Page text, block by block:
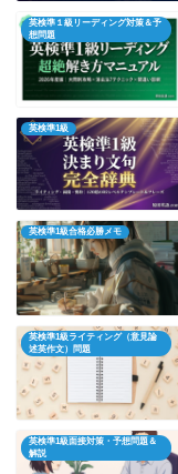
英検準１級リーディング対策＆予
想問題
英検準1級
英検準1級合格必勝メモ
英検準1級ライティング（意見論
述英作文）問題
英検準1級面接対策・予想問題＆
解説